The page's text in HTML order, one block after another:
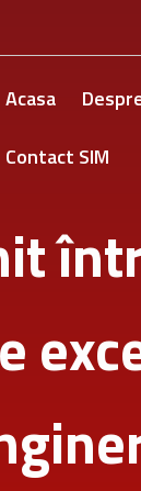
Acasa
Contact SIM